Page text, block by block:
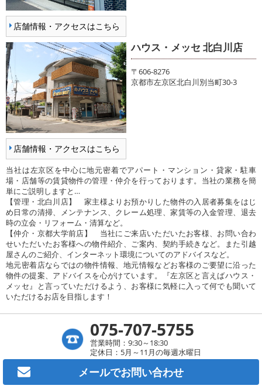
店舗情報・アクセスはこちら
店舗情報・アクセスはこちら
ハウス・メッセ 北白川店
〒606-8276
京都市左京区北白川別当町30-3
当社は左京区を中心に地元密着でアパート・マンション・貸家・駐車
場・店舗等の賃貸物件の管理・仲介を行っております。当社の業務を簡
単にご説明しますと…
【管理・北白川店】 家主様よりお預かりした物件の入居者募集をはじ
め日常の清掃、メンテナンス、クレーム処理、家賃等の入金管理、退去
時の立会・リフォーム・清算など。
【仲介・京都大学前店】 当社にご来店いただいたお客様、お問い合わ
せいただいたお客様への物件紹介、ご案内、契約手続きなど。また引越
屋さんのご紹介、インターネット環境についてのアドバイスなど。
地元密着店ならではの物件情報、地元情報などお客様のご要望に沿った
物件の提案、アドバイスを心がけています。『左京区と言えばハウス・
メッセ』と言っていただけるよう、お客様に気軽に入って何でも聞いて
いただけるお店を目指します！
075-707-5755
営業時間：9:30～18:30
定休日：5月～11月の毎週水曜日
メールでお問い合わせ